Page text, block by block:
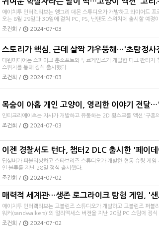
에이치투 인터렉티브는 앵그리 데몬 스튜디오가 개발하고 와이어드
오는 8월 29일과 30일에 걸쳐 PC, PS, 닌텐도 스위치에 출시할 예정이
대원미디어는 스파이크 춘소프트와 투쿄게임즈가 개발한 다크 판타지
스위치를 통해 정식 출시했다.
인티크리에이츠는 자사가 개발하고 유통하는 2D 횡스크롤 액션 '구혼
딥실버가 퍼블리싱하고 스타브리즈 스튜디오가 개발한 협동 슈팅 게
인 블루를 지난 28일 정식 출시했다.
에이치투 인터랙티브는 고블린즈 스튜디오가 개발하고 고블린즈 퍼블
워커(sandwalkers)'의 얼리액세스 버전을 지난 20일 PC 스팀에 정식